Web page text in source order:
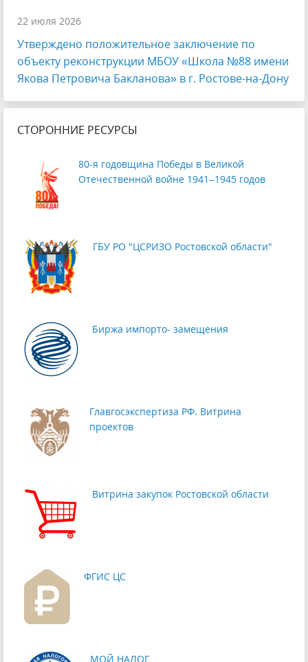
22 июля 2026
Утверждено положительное заключение по
объекту реконструкции МБОУ «Школа №88 имени
Якова Петровича Бакланова» в г. Ростове-на-Дону
СТОРОННИЕ РЕСУРСЫ
80-я годовщина Победы в Великой
Отечественной войне 1941–1945 годов
ГБУ РО "ЦСРИЗО Ростовской области"
Биржа импорто- замещения
Главгосэкспертиза РФ. Витрина
проектов
Витрина закупок Ростовской области
ФГИС ЦС
МОЙ НАЛОГ